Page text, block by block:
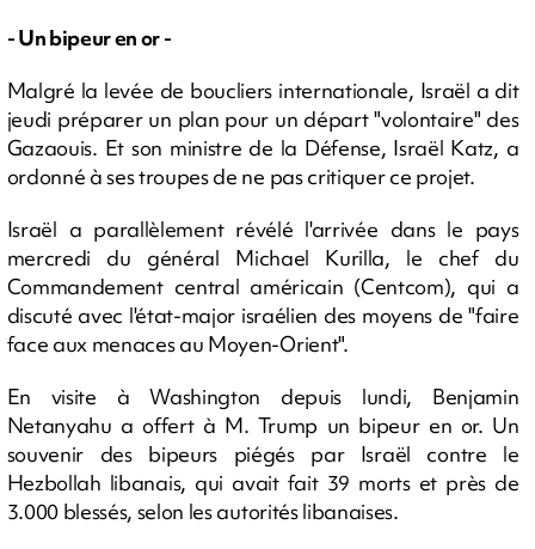
- Un bipeur en or -
Malgré la levée de boucliers internationale, Israël a dit
jeudi préparer un plan pour un départ "volontaire" des
Gazaouis. Et son ministre de la Défense, Israël Katz, a
ordonné à ses troupes de ne pas critiquer ce projet.
Israël a parallèlement révélé l'arrivée dans le pays
mercredi du général Michael Kurilla, le chef du
Commandement central américain (Centcom), qui a
discuté avec l'état-major israélien des moyens de "faire
face aux menaces au Moyen-Orient".
En visite à Washington depuis lundi, Benjamin
Netanyahu a offert à M. Trump un bipeur en or. Un
souvenir des bipeurs piégés par Israël contre le
Hezbollah libanais, qui avait fait 39 morts et près de
3.000 blessés, selon les autorités libanaises.